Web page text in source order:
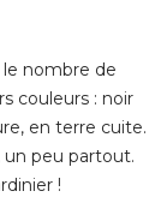
nombre de
couleurs : noir
en terre cuite.
un peu partout.
!